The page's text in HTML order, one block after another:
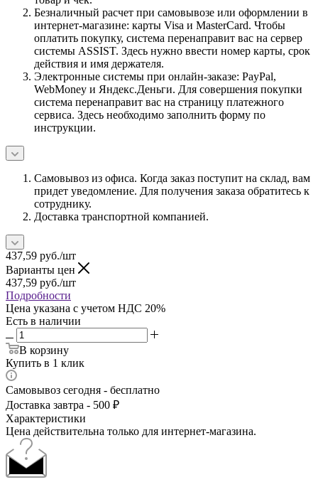
Безналичный расчет при самовывозе или оформлении в
интернет-магазине: карты Visa и MasterCard. Чтобы
оплатить покупку, система перенаправит вас на сервер
системы ASSIST. Здесь нужно ввести номер карты, срок
действия и имя держателя.
Электронные системы при онлайн-заказе: PayPal,
WebMoney и Яндекс.Деньги. Для совершения покупки
система перенаправит вас на страницу платежного
сервиса. Здесь необходимо заполнить форму по
инструкции.
Самовывоз из офиса. Когда заказ поступит на склад, вам
придет уведомление. Для получения заказа обратитесь к
сотруднику.
Доставка транспортной компанией.
437,59 руб./шт
Варианты цен
437,59 руб./шт
Подробности
Цена указана с учетом НДС 20%
Есть в наличии
В корзину
Купить в 1 клик
Самовывоз сегодня - бесплатно
Доставка завтра - 500 ₽
Характеристики
Цена действительна только для интернет-магазина.